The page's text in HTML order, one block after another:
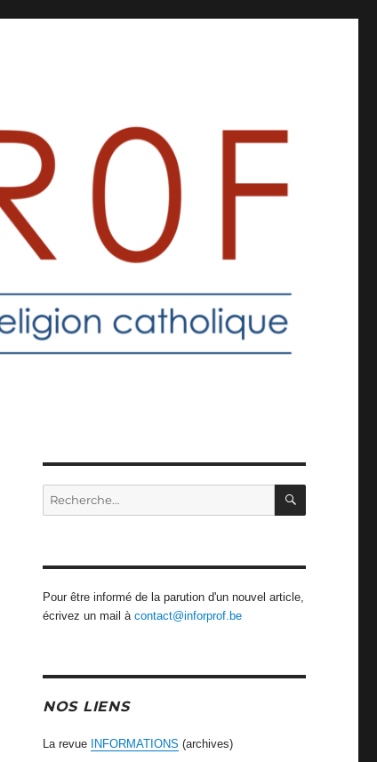
Recherche
pour
Pour être informé de la parution d'un nouvel article,
écrivez un mail à contact@inforprof.be
NOS LIENS
La revue INFORMATIONS (archives)